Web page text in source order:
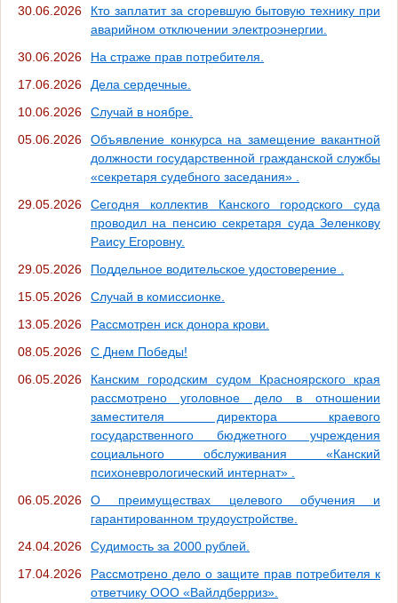
30.06.2026
Кто заплатит за сгоревшую бытовую технику при
аварийном отключении электроэнергии.
30.06.2026
На страже прав потребителя.
17.06.2026
Дела сердечные.
10.06.2026
Случай в ноябре.
05.06.2026
Объявление конкурса на замещение вакантной
должности государственной гражданской службы
«секретаря судебного заседания» .
29.05.2026
Сегодня коллектив Канского городского суда
проводил на пенсию секретаря суда Зеленкову
Раису Егоровну.
29.05.2026
Поддельное водительское удостоверение .
15.05.2026
Случай в комиссионке.
13.05.2026
Рассмотрен иск донора крови.
08.05.2026
С Днем Победы!
06.05.2026
Канским городским судом Красноярского края
рассмотрено уголовное дело в отношении
заместителя директора краевого
государственного бюджетного учреждения
социального обслуживания «Канский
психоневрологический интернат» .
06.05.2026
О преимуществах целевого обучения и
гарантированном трудоустройстве.
24.04.2026
Судимость за 2000 рублей.
17.04.2026
Рассмотрено дело о защите прав потребителя к
ответчику ООО «Вайлдберриз».